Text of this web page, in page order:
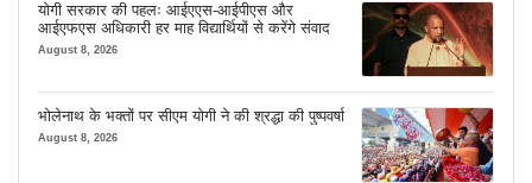
योगी सरकार की पहलः आईएएस-आईपीएस और
आईएफएस अधिकारी हर माह विद्यार्थियों से करेंगे संवाद
August 8, 2026
भोलेनाथ के भक्तों पर सीएम योगी ने की श्रद्धा की पुष्पवर्षा
August 8, 2026